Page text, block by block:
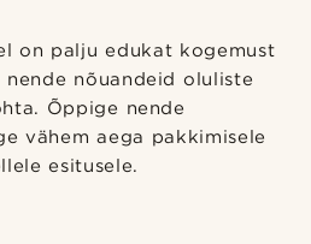
on palju edukat kogemust
nõuandeid oluliste
Õppige nende
vähem aega pakkimisele
esitusele.